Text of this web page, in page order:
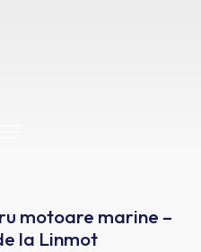
motoare marine –
la Linmot